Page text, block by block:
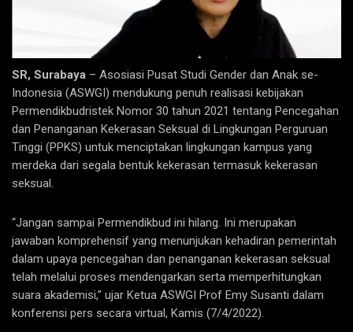
SR, Surabaya – Asosiasi Pusat Studi Gender dan Anak se-
Indonesia (ASWGI) mendukung penuh realisasi kebijakan
Permendikbudristek Nomor 30 tahun 2021 tentang Pencegahan
dan Penanganan Kekerasan Seksual di Lingkungan Perguruan
Tinggi (PPKS) untuk menciptakan lingkungan kampus yang
merdeka dari segala bentuk kekerasan termasuk kekerasan
seksual.
“Jangan sampai Permendikbud ini hilang. Ini merupakan
jawaban komprehensif yang menunjukan kehadiran pemerintah
dalam upaya pencegahan dan penanganan kekerasan seksual
telah melalui proses mendengarkan serta memperhitungkan
suara akademisi,” ujar Ketua ASWGI Prof Emy Susanti dalam
konferensi pers secara virtual, Kamis (7/4/2022).